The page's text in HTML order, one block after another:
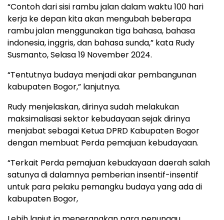
“Contoh dari sisi rambu jalan dalam waktu 100 hari
kerja ke depan kita akan mengubah beberapa
rambu jalan menggunakan tiga bahasa, bahasa
indonesia, inggris, dan bahasa sunda,” kata Rudy
Susmanto, Selasa 19 November 2024.
“Tentutnya budaya menjadi akar pembangunan
kabupaten Bogor,” lanjutnya.
Rudy menjelaskan, dirinya sudah melakukan
maksimalisasi sektor kebudayaan sejak dirinya
menjabat sebagai Ketua DPRD Kabupaten Bogor
dengan membuat Perda pemajuan kebudayaan.
“Terkait Perda pemajuan kebudayaan daerah salah
satunya di dalamnya pemberian insentif-insentif
untuk para pelaku pemangku budaya yang ada di
kabupaten Bogor,